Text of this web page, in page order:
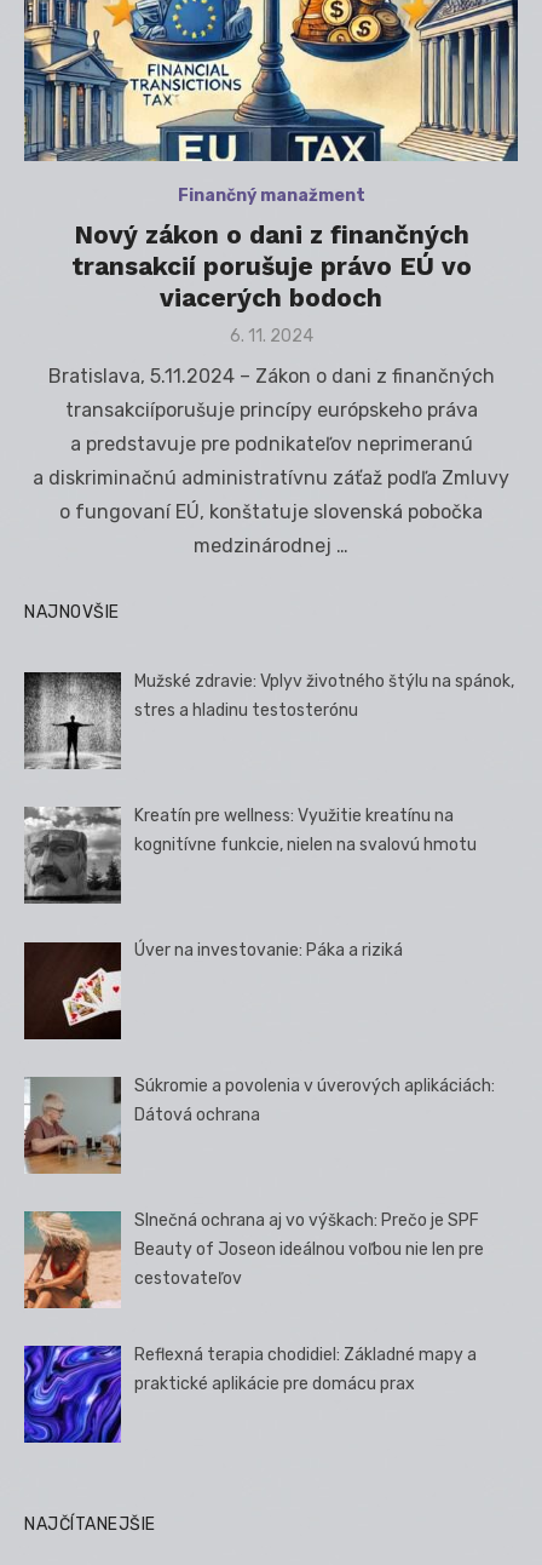
Finančný manažment
Nový zákon o dani z finančných
transakcií porušuje právo EÚ vo
viacerých bodoch
Posted
6. 11. 2024
Bratislava, 5.11.2024 – Zákon o dani z finančných
transakciíporušuje princípy európskeho práva
a predstavuje pre podnikateľov neprimeranú
a diskriminačnú administratívnu záťaž podľa Zmluvy
o fungovaní EÚ, konštatuje slovenská pobočka
medzinárodnej …
NAJNOVŠIE
Mužské zdravie: Vplyv životného štýlu na spánok,
stres a hladinu testosterónu
Kreatín pre wellness: Využitie kreatínu na
kognitívne funkcie, nielen na svalovú hmotu
Úver na investovanie: Páka a riziká
Súkromie a povolenia v úverových aplikáciách:
Dátová ochrana
Slnečná ochrana aj vo výškach: Prečo je SPF
Beauty of Joseon ideálnou voľbou nie len pre
cestovateľov
Reflexná terapia chodidiel: Základné mapy a
praktické aplikácie pre domácu prax
NAJČÍTANEJŠIE